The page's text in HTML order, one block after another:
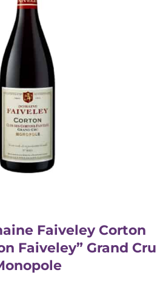
Faiveley Corton
Faiveley” Grand Cru